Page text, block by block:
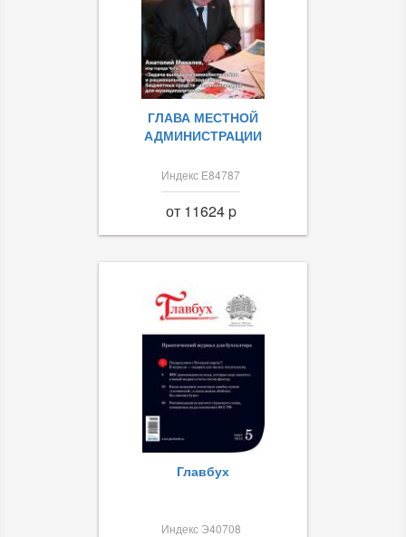
ГЛАВА МЕСТНОЙ
АДМИНИСТРАЦИИ
Индекс Е84787
от 11624 p
Главбух
Индекс Э40708